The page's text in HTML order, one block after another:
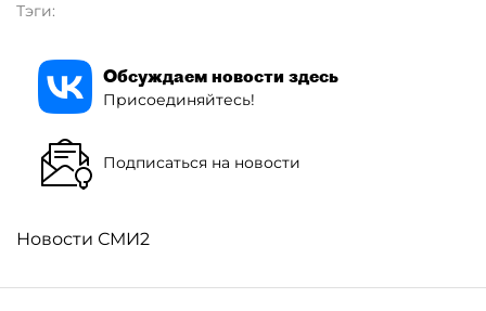
Тэги:
Обсуждаем новости здесь
Присоединяйтесь!
Подписаться на новости
Новости СМИ2